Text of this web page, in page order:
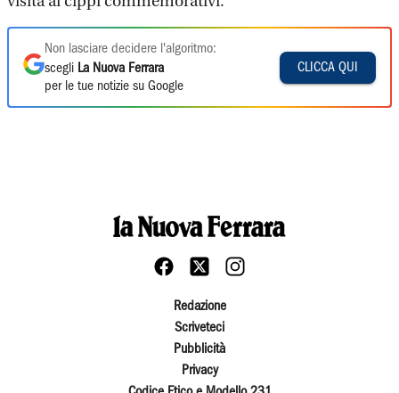
Non lasciare decidere l'algoritmo:
scegli La Nuova Ferrara
per le tue notizie su Google
CLICCA QUI
Redazione
Scriveteci
Pubblicità
Privacy